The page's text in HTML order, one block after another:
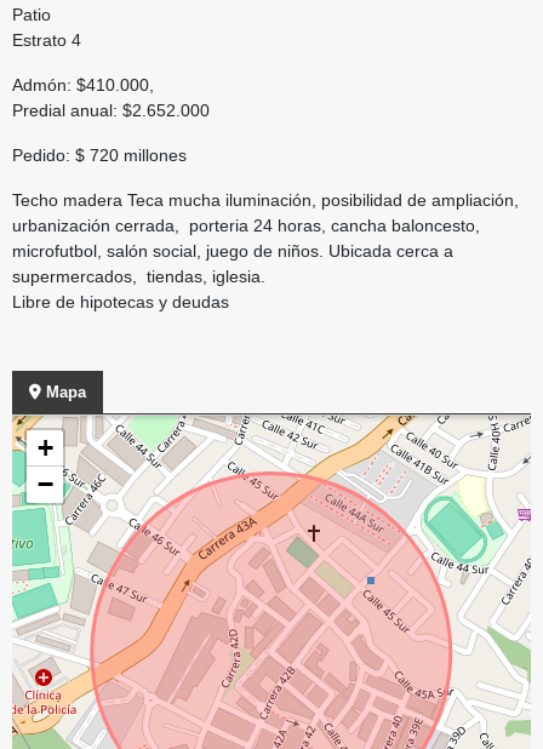
Patio
Estrato 4
Admón: $410.000,
Predial anual: $2.652.000
Pedido: $ 720 millones
Techo madera Teca mucha iluminación, posibilidad de ampliación,
urbanización cerrada, porteria 24 horas, cancha baloncesto,
microfutbol, salón social, juego de niños. Ubicada cerca a
supermercados, tiendas, iglesia.
Libre de hipotecas y deudas
Mapa
+
−